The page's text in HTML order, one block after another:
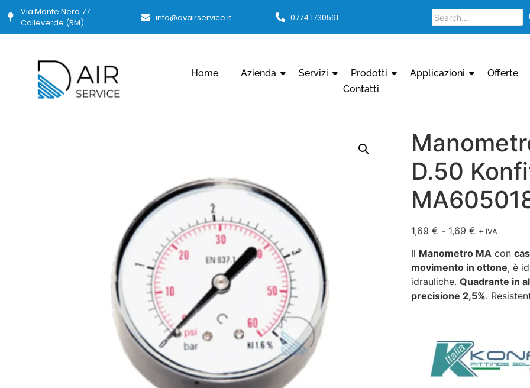
Via Monte Nero 77
Colleverde (RM)
info@dvairservice.it 0774 1730591
Home Azienda Servizi Prodotti Applicazioni
Offerte
Contatti
D.50
1,69 € - 1,69 € + IVA
Il Manometro MAcon
movimento in ottone, è
idrauliche. Quadrante in
precisione 2,5%.